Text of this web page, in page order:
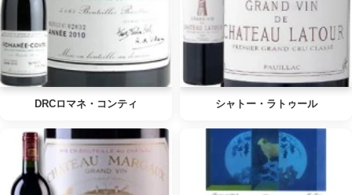
DRCロマネ・コンティ シャトー・ラトゥール